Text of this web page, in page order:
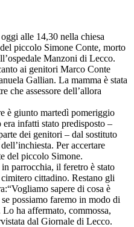
alle 14,30 nella chiesa
piccolo Simone Conte, morto
Manzoni di Lecco.
ai genitori Marco Conte
Gallian. La mamma è stata
che assessore dell’allora
è giunto martedì pomeriggio
era infatti stato predisposto –
dei genitori – dal sostituto
Per accertare
del piccolo Simone.
parrocchia, il feretro è stato
cittadino. Restano gli
sapere di cosa è
possiamo faremo in modo di
ha affermato, commossa,
dal Giornale di Lecco.